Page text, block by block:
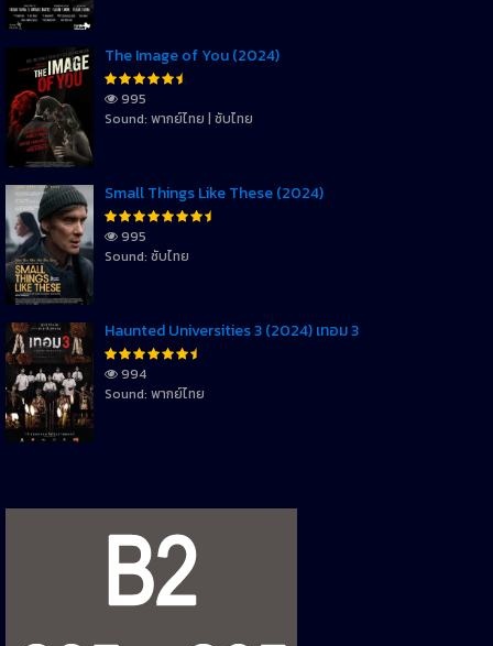
The Image of You (2024)
995
Sound: พากย์ไทย | ซับไทย
Small Things Like These (2024)
995
Sound: ซับไทย
Haunted Universities 3 (2024) เทอม 3
994
Sound: พากย์ไทย